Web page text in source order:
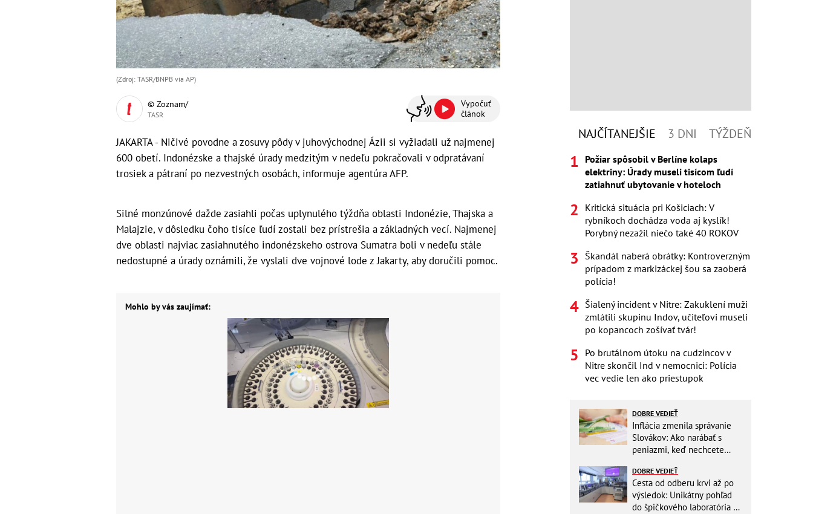
(Zdroj: TASR/BNPB via AP)
© Zoznam/
TASR
Vypočuť
článok
JAKARTA - Ničivé povodne a zosuvy pôdy v juhovýchodnej Ázii si vyžiadali už najmenej
600 obetí. Indonézske a thajské úrady medzitým v nedeľu pokračovali v odpratávaní
trosiek a pátraní po nezvestných osobách, informuje agentúra AFP.
Silné monzúnové dažde zasiahli počas uplynulého týždňa oblasti Indonézie, Thajska a
Malajzie, v dôsledku čoho tisíce ľudí zostali bez prístrešia a základných vecí. Najmenej
dve oblasti najviac zasiahnutého indonézskeho ostrova Sumatra boli v nedeľu stále
nedostupné a úrady oznámili, že vyslali dve vojnové lode z Jakarty, aby doručili pomoc.
Mohlo by vás zaujímať:
NAJČÍTANEJŠIE 3 DNI TÝŽDEŇ
Požiar spôsobil v Berlíne kolaps
elektriny: Úrady museli tisícom ľudí
zatiahnuť ubytovanie v hoteloch
Kritická situácia pri Košiciach: V
rybníkoch dochádza voda aj kyslík!
Porybný nezažil niečo také 40 ROKOV
Škandál naberá obrátky: Kontroverzným
prípadom z markizáckej šou sa zaoberá
polícia!
Šialený incident v Nitre: Zakuklení muži
zmlátili skupinu Indov, učiteľovi museli
po kopancoch zošívať tvár!
Po brutálnom útoku na cudzincov v
Nitre skončil Ind v nemocnici: Polícia
vec vedie len ako priestupok
DOBRE VEDIEŤ
Inflácia zmenila správanie
Slovákov: Ako narábať s
peniazmi, keď nechcete
DOBRE VEDIEŤ
Cesta od odberu krvi až po
výsledok: Unikátny pohľad
do špičkového laboratória na